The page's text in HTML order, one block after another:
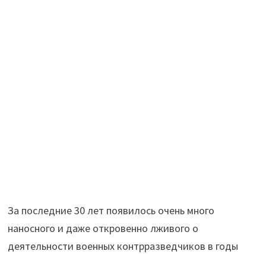
За последние 30 лет появилось очень много
наносного и даже откровенно лживого о
деятельности военных контрразведчиков в годы